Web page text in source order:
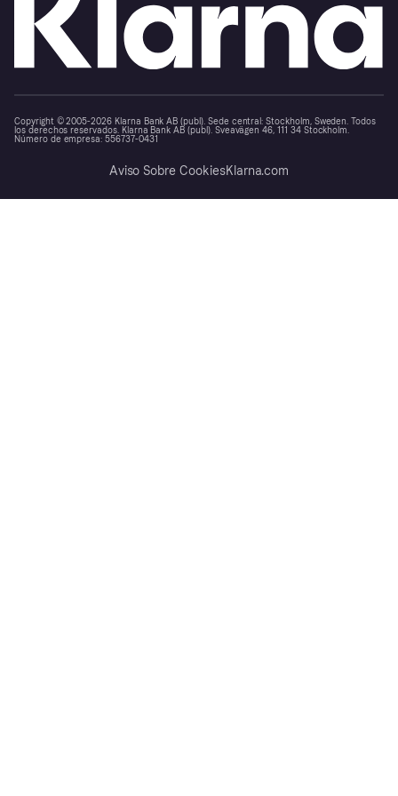
Copyright © 2005-2026 Klarna Bank AB (publ). Sede central: Stockholm, Sweden. Todos
los derechos reservados. Klarna Bank AB (publ). Sveavägen 46, 111 34 Stockholm.
Número de empresa: 556737-0431
Aviso Sobre CookiesKlarna.com